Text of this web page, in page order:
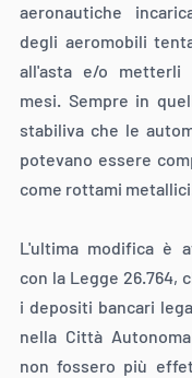
aeronautiche
degli aeromobili
all'asta e/o metterli
mesi. Sempre in
stabiliva che le
potevano essere
come rottami
L'ultima modifica è
con la Legge 26.764,
i depositi bancari
nella Città
non fossero più